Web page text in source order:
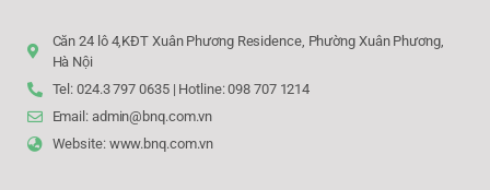
Căn 24 lô 4,KĐT Xuân Phương Residence, Phường Xuân Phương,
Hà Nội
Tel: 024.3 797 0635 | Hotline: 098 707 1214
Email: admin@bnq.com.vn
Website: www.bnq.com.vn